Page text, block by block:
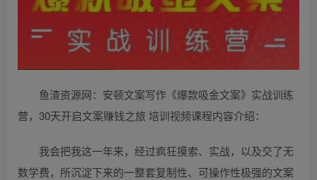
鱼渣资源网：安顿文案写作《爆款吸金文案》实战训练
营，30天开启文案赚钱之旅 培训视频课程内容介绍：
我会把我这一年来，经过疯狂摸索、实战，以及交了无
数学费，所沉淀下来的一整套复制性、可操作性极强的文案